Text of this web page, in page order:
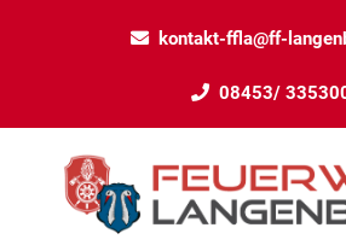
kontakt-ffla@ff-
08453/